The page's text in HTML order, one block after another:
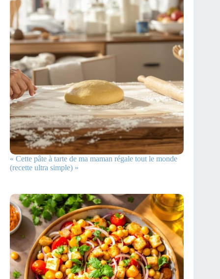
« Cette pâte à tarte de ma maman régale tout le monde
(recette ultra simple) »